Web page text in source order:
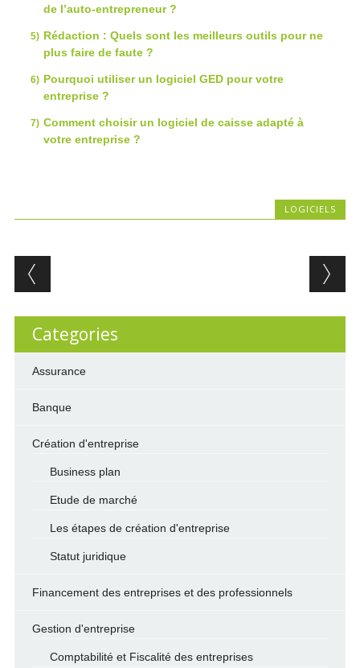
de l’auto-entrepreneur ?
Rédaction : Quels sont les meilleurs outils pour ne
plus faire de faute ?
Pourquoi utiliser un logiciel GED pour votre
entreprise ?
Comment choisir un logiciel de caisse adapté à
votre entreprise ?
LOGICIELS
Post navigation
Categories
Assurance
Banque
Création d'entreprise
Business plan
Etude de marché
Les étapes de création d'entreprise
Statut juridique
Financement des entreprises et des professionnels
Gestion d'entreprise
Comptabilité et Fiscalité des entreprises